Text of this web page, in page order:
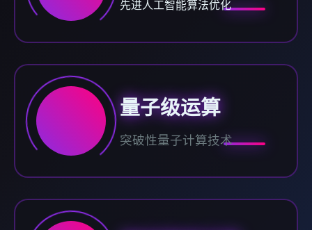
先进人工智能算法优化
量子级运算
突破性量子计算技术